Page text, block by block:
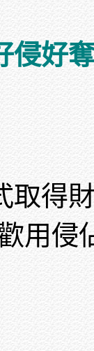
侵好
取得
用侵